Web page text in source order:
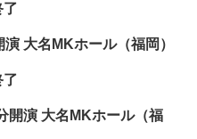
演 大名MKホール（福岡）
開演 大名MKホール（福